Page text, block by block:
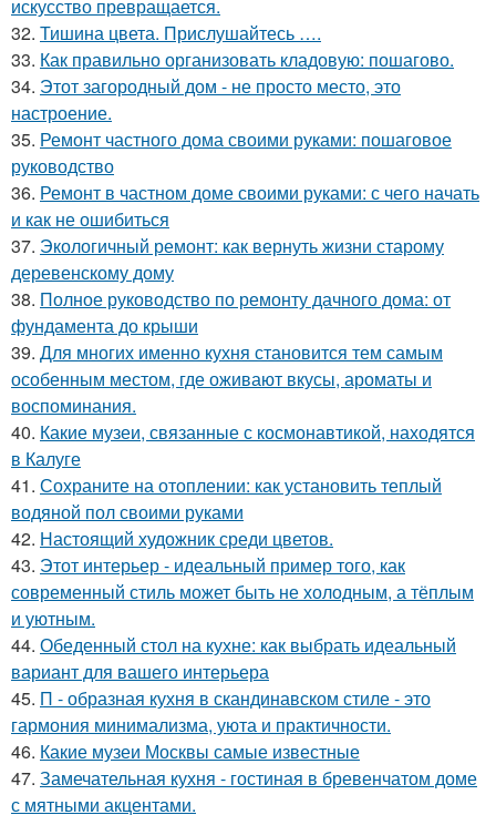
искусство превращается.
32. Тишина цвета. Прислушайтесь ….
33. Как правильно организовать кладовую: пошагово.
34. Этот загородный дом - не просто место, это
настроение.
35. Ремонт частного дома своими руками: пошаговое
руководство
36. Ремонт в частном доме своими руками: с чего начать
и как не ошибиться
37. Экологичный ремонт: как вернуть жизни старому
деревенскому дому
38. Полное руководство по ремонту дачного дома: от
фундамента до крыши
39. Для многих именно кухня становится тем самым
особенным местом, где оживают вкусы, ароматы и
воспоминания.
40. Какие музеи, связанные с космонавтикой, находятся
в Калуге
41. Сохраните на отоплении: как установить теплый
водяной пол своими руками
42. Настоящий художник среди цветов.
43. Этот интерьер - идеальный пример того, как
современный стиль может быть не холодным, а тёплым
и уютным.
44. Обеденный стол на кухне: как выбрать идеальный
вариант для вашего интерьера
45. П - образная кухня в скандинавском стиле - это
гармония минимализма, уюта и практичности.
46. Какие музеи Москвы самые известные
47. Замечательная кухня - гостиная в бревенчатом доме
с мятными акцентами.